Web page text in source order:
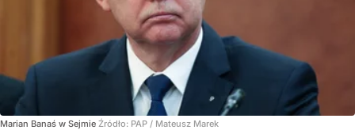
Marian Banaś w Sejmie Źródło: PAP / Mateusz Marek